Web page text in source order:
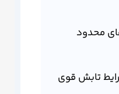
محدود
تابش قوی